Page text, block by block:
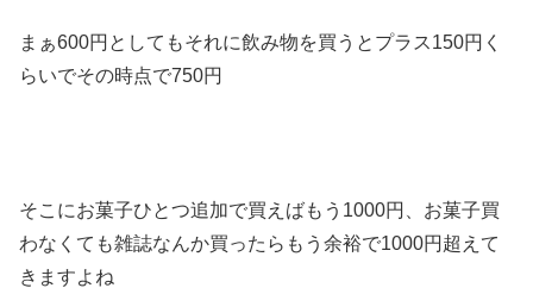
まぁ600円としてもそれに飲み物を買うとプラス150円く
らいでその時点で750円
そこにお菓子ひとつ追加で買えばもう1000円、お菓子買
わなくても雑誌なんか買ったらもう余裕で1000円超えて
きますよね